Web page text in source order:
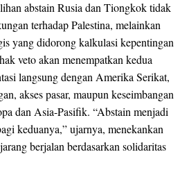
abstain Rusia dan Tiongkok tidak
terhadap Palestina, melainkan
yang didorong kalkulasi kepentingan
veto akan menempatkan kedua
langsung dengan Amerika Serikat,
akses pasar, maupun keseimbangan
dan Asia-Pasifik. “Abstain menjadi
keduanya,” ujarnya, menekankan
berjalan berdasarkan solidaritas